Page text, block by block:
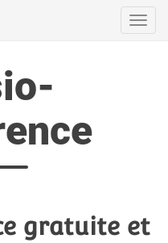
gratuite et